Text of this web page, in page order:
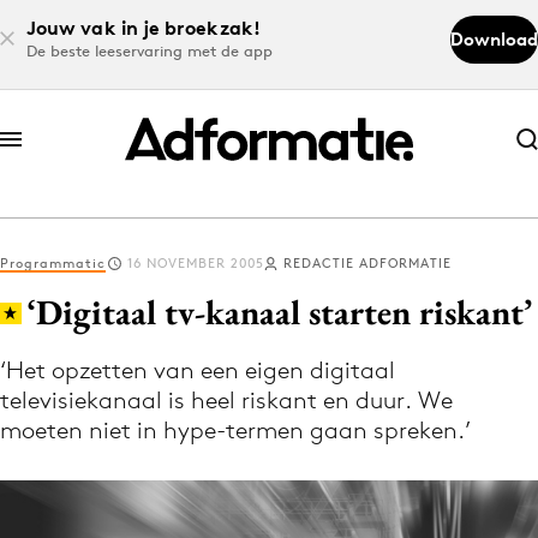
Jouw vak in je broekzak!
De beste leeservaring met de app
Download
Abonneer nu
Abonneer nu
Log in
Download de app
Volg het laatste nieuws via de Adformatie
Nieuws app
Programmatic 16 NOVEMBER 2005 REDACTIE ADFORMATIE
‘Digitaal tv-kanaal starten riskant’
‘Het opzetten van een eigen digitaal
televisiekanaal is heel riskant en duur. We
moeten niet in hype-termen gaan spreken.’